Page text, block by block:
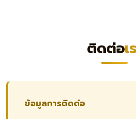
ติดต่อเ
ข้อมูลการติดต่อ